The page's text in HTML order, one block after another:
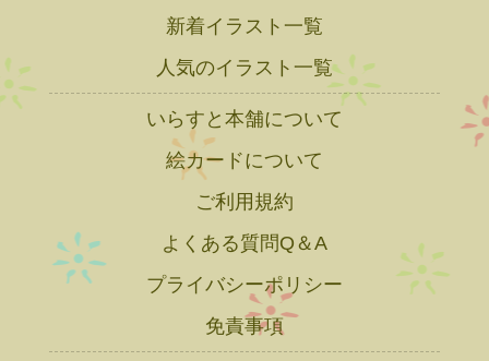
新着イラスト一覧
人気のイラスト一覧
いらすと本舗について
絵カードについて
ご利用規約
よくある質問Q＆A
プライバシーポリシー
免責事項